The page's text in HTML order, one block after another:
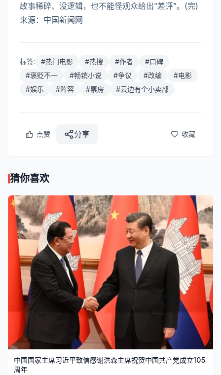
故事稀碎、没逻辑，也不能怪观众给出“差评”。(完)
来源：中国新闻网
标签: #热门电影 #热搜 #作者 #口碑
#褒贬不一 #畅销小说 #争议 #改编 #电影
#娱乐 #阵容 #票房 #云边有个小卖部
点赞 分享 收藏
猜你喜欢
中国国家主席习近平致信感谢洪森主席祝贺中国共产党成立105
周年